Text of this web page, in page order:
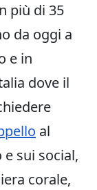
più di 35
da oggi a
e in
dove il
al
sui social,
corale,